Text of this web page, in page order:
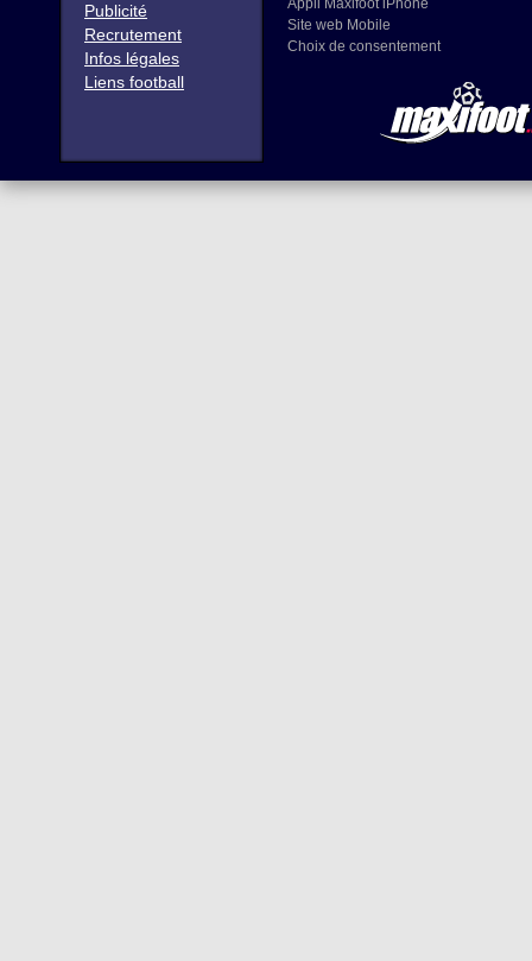
Publicité
Recrutement
Infos légales
Liens football
Appli Maxifoot iPhone
Site web Mobile
Choix de consentement